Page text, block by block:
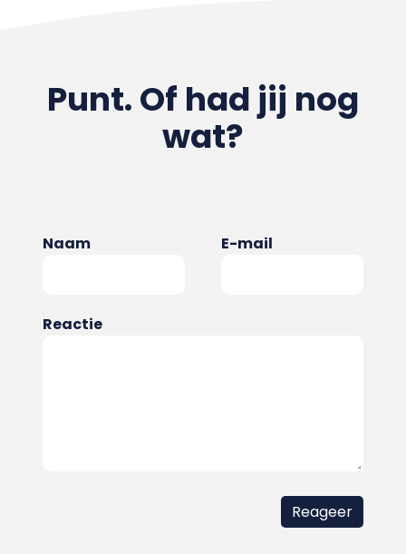
Punt. Of had jij nog
wat?
Naam E-mail
Reactie